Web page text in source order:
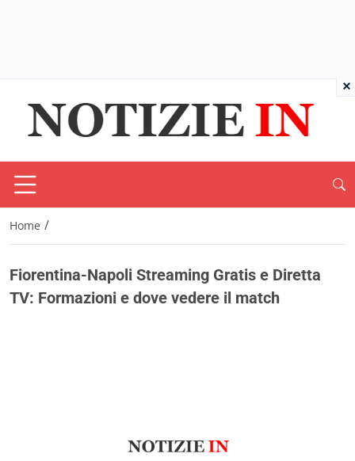
Home /
Fiorentina-Napoli Streaming Gratis e Diretta
TV: Formazioni e dove vedere il match
×